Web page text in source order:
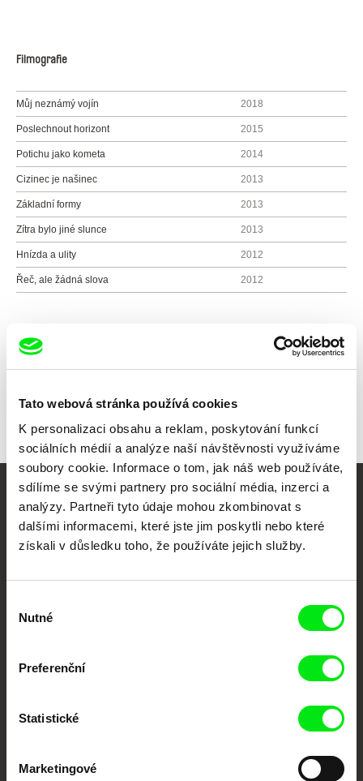
Tato webová stránka používá cookies
K personalizaci obsahu a reklam, poskytování funkcí
sociálních médií a analýze naší návštěvnosti využíváme
soubory cookie. Informace o tom, jak náš web používáte,
sdílíme se svými partnery pro sociální média, inzerci a
analýzy. Partneři tyto údaje mohou zkombinovat s
dalšími informacemi, které jste jim poskytli nebo které
získali v důsledku toho, že používáte jejich služby.
souhlasu
Nutné
Preferenční
Statistické
Marketingové
Filmografie
Můj neznámý vojín 2018
Poslechnout horizont 2015
Potichu jako kometa 2014
Cizinec je našinec 2013
Základní formy 2013
Zítra bylo jiné slunce 2013
Hnízda a ulity 2012
Řeč, ale žádná slova 2012
Vaše online
dokumentární kino
Nové festivalové filmy
festivalů dokumentárního filmu sdružených do Doc Alliance. Naším cílem je
posouvat hranice dokumentárního filmu, propagovat jeho rozmanitost a